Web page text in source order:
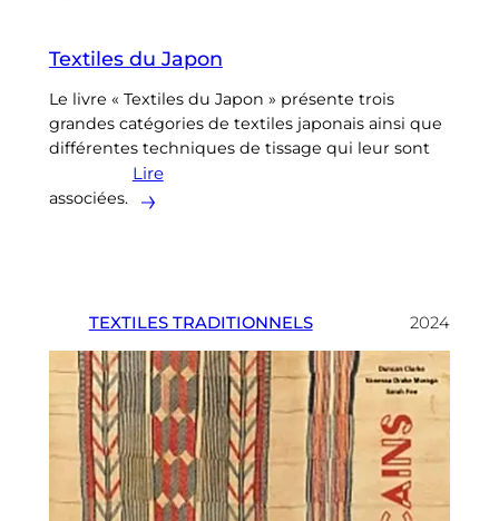
Textiles du Japon
Le livre « Textiles du Japon » présente trois
grandes catégories de textiles japonais ainsi que
différentes techniques de tissage qui leur sont
associées.
Lire
TEXTILES TRADITIONNELS 2024